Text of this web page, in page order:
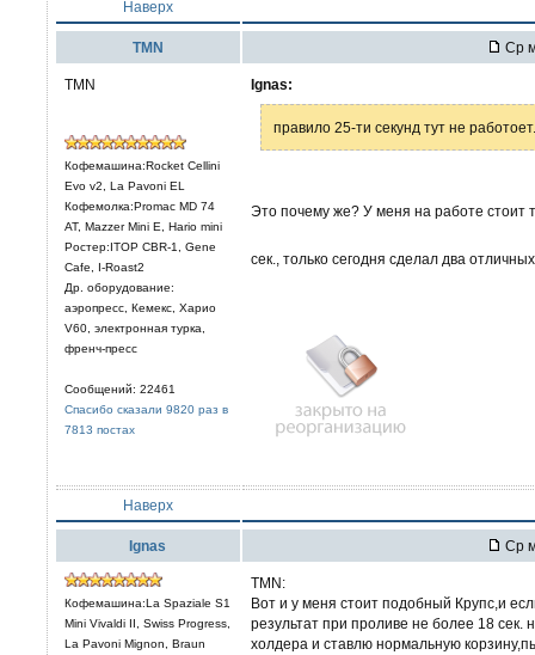
Наверх
TMN Ср
TMN
Кофемашина:Rocket Cellini
Evo v2, La Pavoni EL
Кофемолка:Promac MD 74
AT, Mazzer Mini E, Hario mini
Ростер:ITOP CBR-1, Gene
Cafe, I-Roast2
Др. оборудование:
аэропресс, Кемекс, Харио
V60, электронная турка,
френч-пресс
Сообщений: 22461
Спасибо сказали 9820 раз в
7813 постах
Ignas:
правило 25-ти секунд тут не работоет.
Это почему же? У меня на работе стоит
сек., только сегодня сделал два
Наверх
Ignas Ср
Кофемашина:La Spaziale S1
Mini Vivaldi II, Swiss Progress,
La Pavoni Mignon, Braun
TMN:
Вот и у меня стоит подобный Крупс,и
результат при проливе не более 18 сек.
холдера и ставлю нормальную